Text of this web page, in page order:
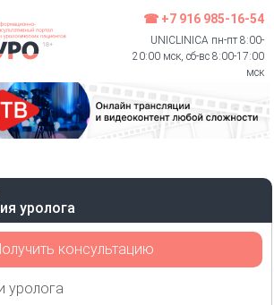
☎ +7 916 985-16-54
UNICLINICA пн-пт 8:00-
20:00 мск, сб-вс 8:00-17:00
мск
уролога
консультацию
уролога